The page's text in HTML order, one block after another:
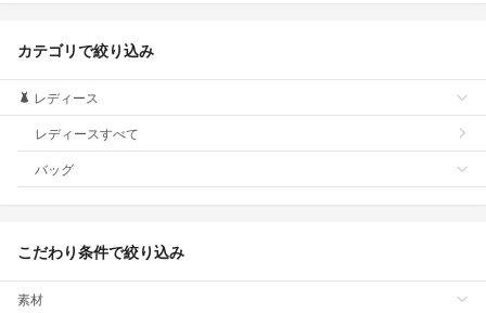
カテゴリで絞り込み
レディース
レディースすべて
バッグ
こだわり条件で絞り込み
素材